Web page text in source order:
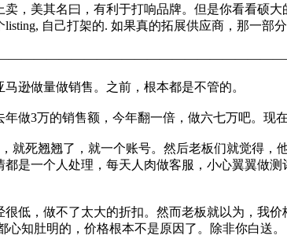
，美其名曰，有利于打响品牌。但是你看看硕
自己打架的. 如果真的拓展供应商，那一部
逊做量做销售。之前，根本都是不管的。
做3万的销售额，今年翻一倍，做六七万吧。现
就死翘翘了，就一个账号。然后老板们就觉得
是一个人处理，每天人肉做客服，小心翼翼做
低，做不了太大的折扣。然而老板就以为，我
知肚明的，价格根本不是原因了。除非你白送。